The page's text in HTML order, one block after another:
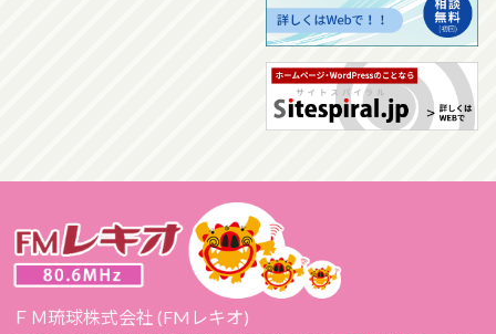
ＦＭ琉球株式会社 (FMレキオ)